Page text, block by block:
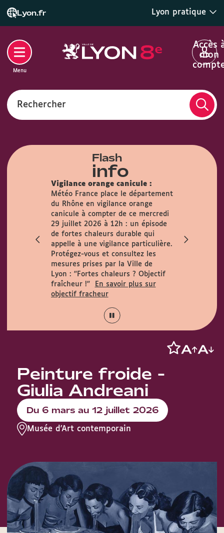
Lyon.fr Lyon pratique
Rechercher
Accès
mon
Menu
Flash
info
Vigilance orange canicule :
Météo France place le département
du Rhône en vigilance orange
canicule à compter de ce mercredi
29 juillet 2026 à 12h : un épisode
de fortes chaleurs durable qui
appelle à une vigilance particulière.
Protégez-vous et consultez les
mesures prises par la Ville de
Lyon : "Fortes chaleurs ? Objectif
fraîcheur !"
En savoir plus sur
objectif fracheur
Peinture froide -
Giulia Andreani
Du 6 mars au 12 juillet 2026
Musée d'Art contemporain